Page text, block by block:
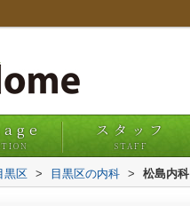
スタッフ
STAFF
黒区 > 目黒区の内科 > 松島内科